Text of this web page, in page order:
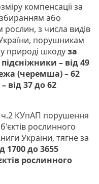
компенсації за
або
з числа видів
порушникам
природі шкодуза
– від 49
(черемша) – 62
від 37 до 62
ч.2 КУпАП порушення
рослинного
України, тягне за
1700 до 3655
рослинного